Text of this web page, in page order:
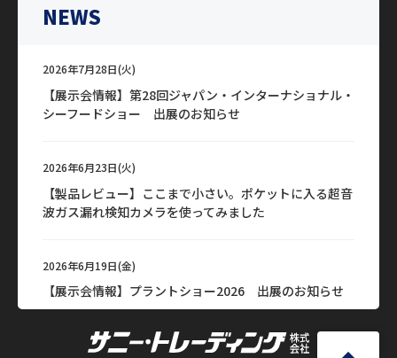
NEWS
2026年7月28日(火)
【展示会情報】第28回ジャパン・インターナショナル・
シーフードショー 出展のお知らせ
2026年6月23日(火)
【製品レビュー】ここまで小さい。ポケットに入る超音
波ガス漏れ検知カメラを使ってみました
2026年6月19日(金)
【展示会情報】プラントショー2026 出展のお知らせ
2026年6月15日(月)